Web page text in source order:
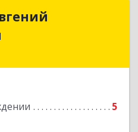
5
Евгений
Подробнее